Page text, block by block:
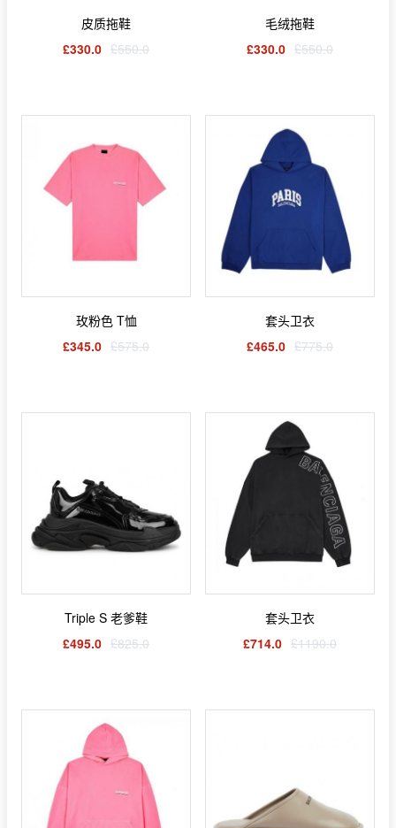
皮质拖鞋
£330.0 £550.0
毛绒拖鞋
£330.0 £550.0
玫粉色 T恤
£345.0 £575.0
套头卫衣
£465.0 £775.0
Triple S 老爹鞋
£495.0 £825.0
套头卫衣
£714.0 £1190.0